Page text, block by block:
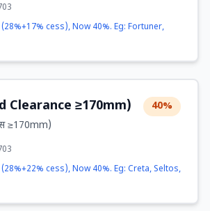
cess), Now 40%. Eg: Fortuner,
Clearance ≥170mm)
≥170mm)
40%
cess), Now 40%. Eg: Creta, Seltos,